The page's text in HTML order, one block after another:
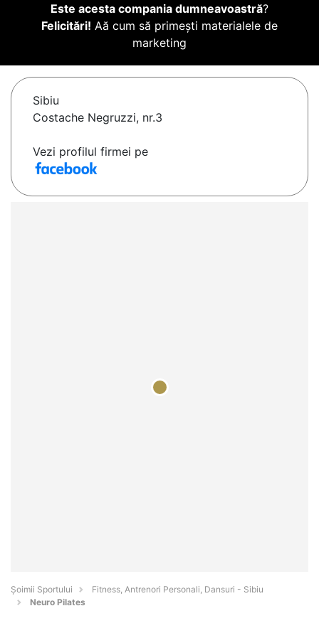
Este acesta compania dumneavoastră?
Felicitări! Aă cum să primești materialele de
marketing
Sibiu
Costache Negruzzi, nr.3
Vezi profilul firmei pe
Șoimii Sportului
Fitness, Antrenori Personali, Dansuri - Sibiu
Neuro Pilates